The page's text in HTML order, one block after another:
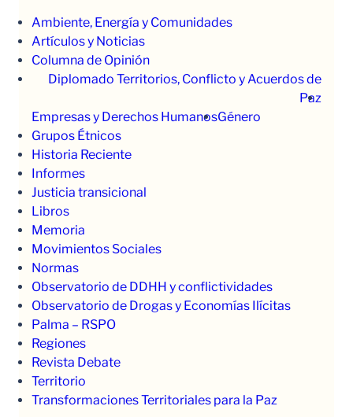
Ambiente, Energía y Comunidades
Artículos y Noticias
Columna de Opinión
Diplomado Territorios, Conflicto y Acuerdos de
Paz
Empresas y Derechos HumanosGénero
Grupos Étnicos
Historia Reciente
Informes
Justicia transicional
Libros
Memoria
Movimientos Sociales
Normas
Observatorio de DDHH y conflictividades
Observatorio de Drogas y Economías Ilícitas
Palma – RSPO
Regiones
Revista Debate
Territorio
Transformaciones Territoriales para la Paz